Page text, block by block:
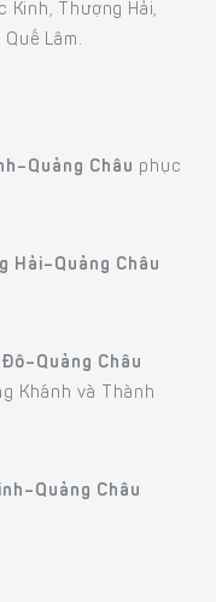
Kinh, Thượng Hải,
Lâm.
Châu phục
Châu
Châu
Khánh và Thành
Châu